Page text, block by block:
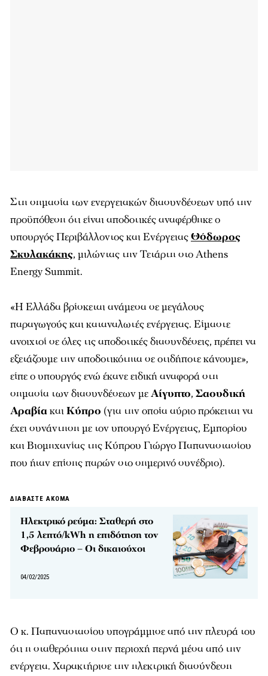
Στη σημασία των ενεργειακών διασυνδέσεων υπό την
προϋπόθεση ότι είναι αποδοτικές αναφέρθηκε ο
υπουργός Περιβάλλοντος και ΕνέργειαςΘόδωρος
Σκυλακάκης, μιλώντας την Τετάρτη στο Athens
Energy Summit.
«Η Ελλάδα βρίσκεται ανάμεσα σε μεγάλους
παραγωγούς και καταναλωτές ενέργειας. Είμαστε
ανοιχτοί σε όλες τις αποδοτικές διασυνδέσεις, πρέπει να
εξετάζουμε την αποδοτικότητα σε οτιδήποτε κάνουμε»,
είπε ο υπουργός ενώ έκανε ειδική αναφορά στη
σημασία των διασυνδέσεων μεΑίγυπτο, Σαουδική
ΑραβίακαιΚύπρο (για την οποία αύριο πρόκειται να
έχει συνάντηση με τον υπουργό Ενέργειας, Εμπορίου
και Βιομηχανίας της Κύπρου Γιώργο Παπαναστασίου
που ήταν επίσης παρών στο σημερινό συνέδριο).
ΔΙΑΒΑΣΤΕ ΑΚΟΜΑ
Ηλεκτρικό ρεύμα: Σταθερή στο
1,5 λεπτό/kWh η επιδότηση τον
Φεβρουάριο – Οι δικαιούχοι
04/02/2025
Ο κ. Παπαναστασίου υπογράμμισε από την πλευρά του
ότι η σταθερότητα στην περιοχή περνά μέσα από την
ενέργεια. Χαρακτήρισε την ηλεκτρική διασύνδεση